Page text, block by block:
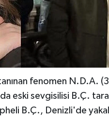
fenomen N.D.A.
eski sevgisilisi B.Ç.
B.Ç., Denizli'de